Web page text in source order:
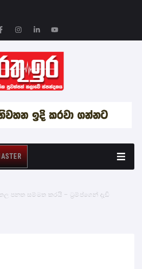
පනත සම්මත කරයි – ට්‍රම්ප්ගෙන් දැඩි